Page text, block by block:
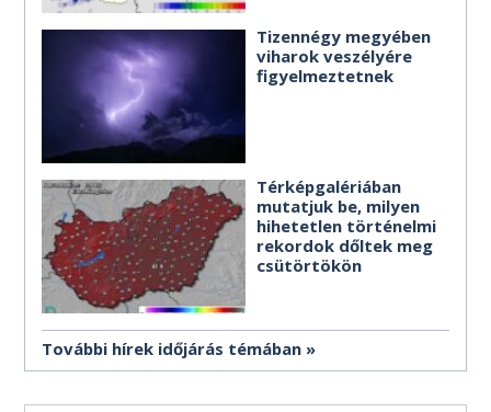
Tizennégy megyében
viharok veszélyére
figyelmeztetnek
Térképgalériában
mutatjuk be, milyen
hihetetlen történelmi
rekordok dőltek meg
csütörtökön
További hírek időjárás témában